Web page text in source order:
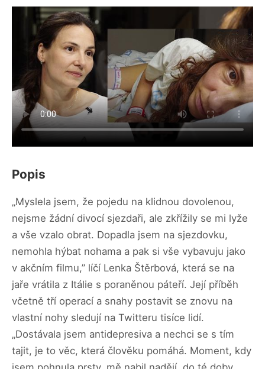
Popis
„Myslela jsem, že pojedu na klidnou dovolenou,
nejsme žádní divocí sjezdaři, ale zkřížily se mi lyže
a vše vzalo obrat. Dopadla jsem na sjezdovku,
nemohla hýbat nohama a pak si vše vybavuju jako
v akčním filmu,” líčí Lenka Štěrbová, která se na
jaře vrátila z Itálie s poraněnou páteří. Její příběh
včetně tří operací a snahy postavit se znovu na
vlastní nohy sledují na Twitteru tisíce lidí.
„Dostávala jsem antidepresiva a nechci se s tím
tajit, je to věc, která člověku pomáhá. Moment, kdy